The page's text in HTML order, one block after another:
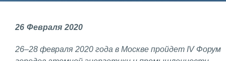
Фундаментальные и прикладные
исследования
Газодинамические исследования
26 Февраля 2020
26–28 февраля 2020 года в Москве пройдет IV Форум